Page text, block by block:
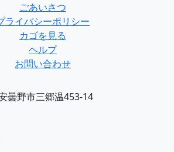
ごあいさつ
ライバシーポリシー
カゴを見る
ヘルプ
お問い合わせ
曇野市三郷温453-14